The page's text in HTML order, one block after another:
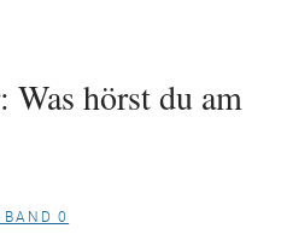
Was hörst du am
BAND 0